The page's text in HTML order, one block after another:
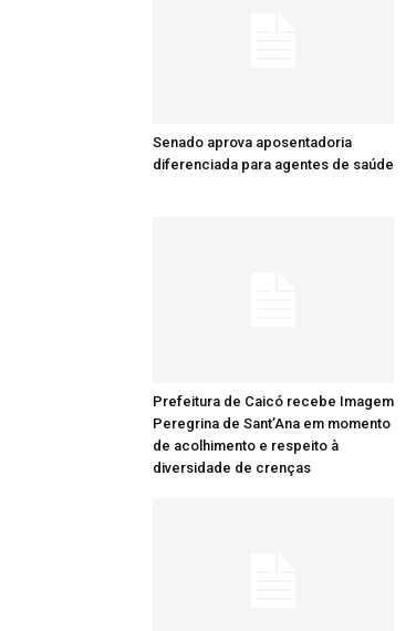
Senado aprova aposentadoria
diferenciada para agentes de saúde
Prefeitura de Caicó recebe Imagem
Peregrina de Sant’Ana em momento
de acolhimento e respeito à
diversidade de crenças